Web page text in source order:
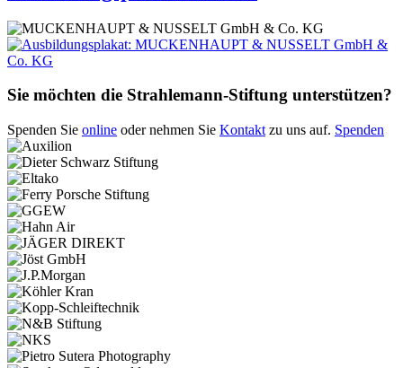
Sie möchten die Strahlemann-Stiftung unterstützen?
Spenden Sie online oder nehmen Sie Kontakt zu uns auf. Spenden